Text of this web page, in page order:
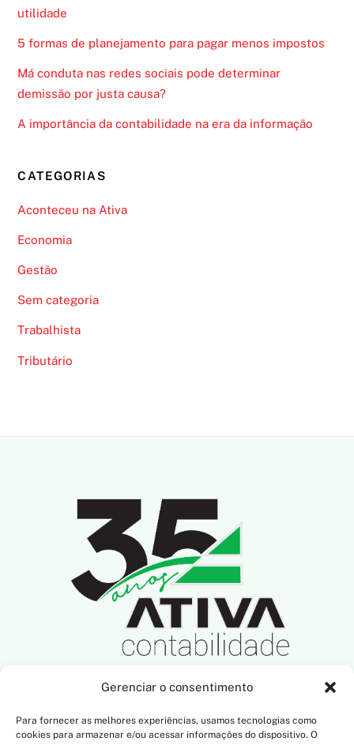
Gerenciar o consentimento
Para fornecer as melhores experiências, usamos tecnologias como
cookies para armazenar e/ou acessar informações do dispositivo. O
utilidade
5 formas de planejamento para pagar menos impostos
Má conduta nas redes sociais pode determinar
demissão por justa causa?
A importância da contabilidade na era da informação
CATEGORIAS
Aconteceu na Ativa
Economia
Gestão
Sem categoria
Trabalhista
Tributário